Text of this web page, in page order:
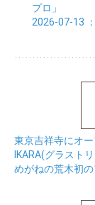
プロ」
2026-07-13
東京吉祥寺にオ
IKARA(グラスト
めがねの荒木初